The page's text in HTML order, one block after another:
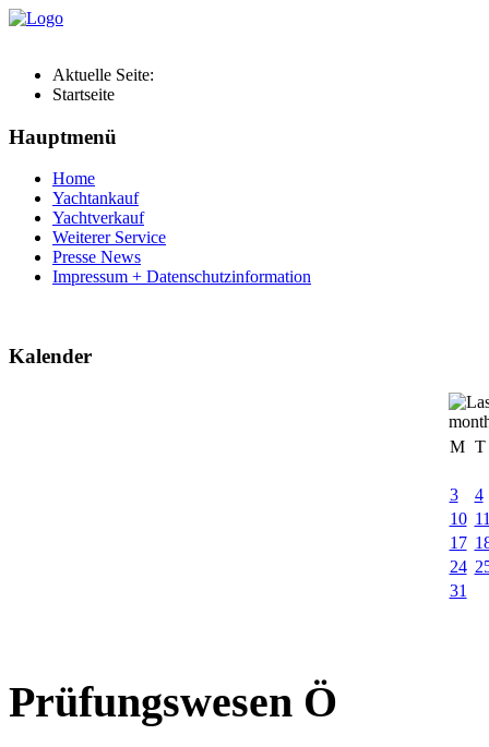
Aktuelle Seite:
Startseite
Hauptmenü
Home
Yachtankauf
Yachtverkauf
Weiterer Service
Presse News
Impressum + Datenschutzinformation
Kalender
M T
3
4
10
17
24
31
Prüfungswesen Ö